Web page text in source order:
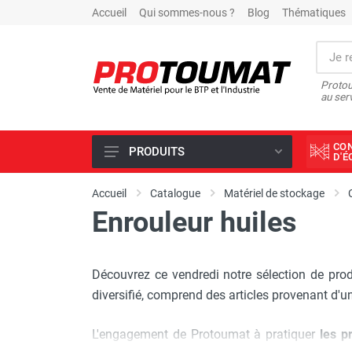
Accueil Qui sommes-nous ? Blog Thématiques
au
PROMOTIONS D'USINE
OUTILS DIAMANT
TRAVAIL DU BÉTON
PRODUITS
Accueil Catalogue Matériel de stockage
Enrouleur huiles
Découvrez ce vendredi notre sélection de
diversifié, comprend des articles provenant
L'engagement de Protoumat à pratiquer les